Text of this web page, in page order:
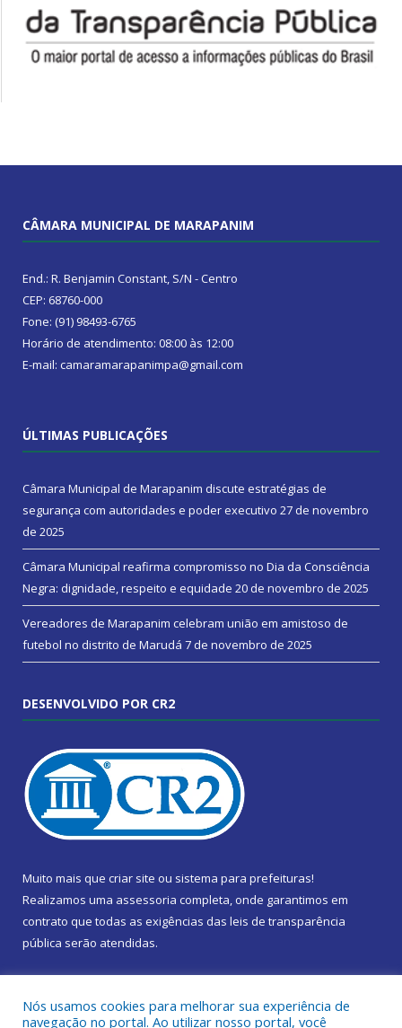
CÂMARA MUNICIPAL DE MARAPANIM
End.: R. Benjamin Constant, S/N - Centro
CEP: 68760-000
Fone: (91) 98493-6765
Horário de atendimento: 08:00 às 12:00
E-mail: camaramarapanimpa@gmail.com
ÚLTIMAS PUBLICAÇÕES
Câmara Municipal de Marapanim discute estratégias de
segurança com autoridades e poder executivo 27 de novembro
de 2025
Câmara Municipal reafirma compromisso no Dia da Consciência
Negra: dignidade, respeito e equidade 20 de novembro de 2025
Vereadores de Marapanim celebram união em amistoso de
futebol no distrito de Marudá 7 de novembro de 2025
DESENVOLVIDO POR CR2
Muito mais que criar site ou sistema para prefeituras!
Realizamos uma assessoria completa, onde garantimos em
contrato que todas as exigências das leis de transparência
pública serão atendidas.
Nós usamos cookies para melhorar sua experiência de
navegação no portal. Ao utilizar nosso portal, você